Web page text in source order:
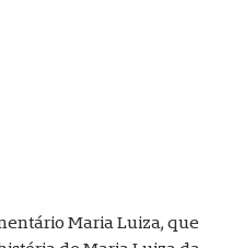
Maria Luiza, que